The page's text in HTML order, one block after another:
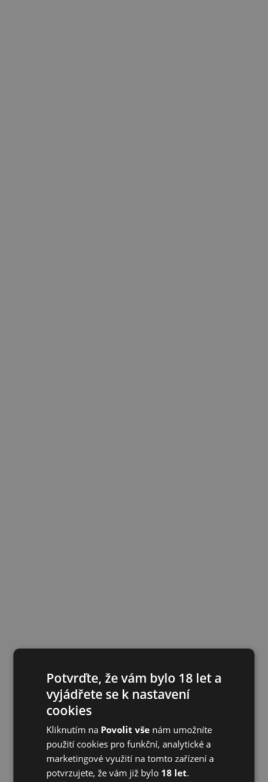
Potvrďte, že vám bylo 18 let a
vyjádřete se k nastavení
cookies
Kliknutím na Povolit vše nám umožníte
použití cookies pro funkční, analytické a
marketingové využití na tomto zařízení a
potvrzujete, že vám již bylo 18 let.